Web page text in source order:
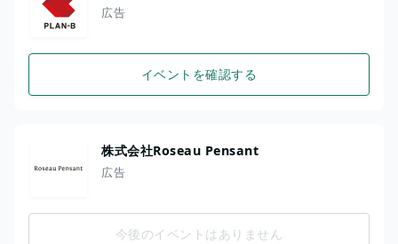
広告
イベントを確認する
株式会社Roseau Pensant
広告
今後のイベントはありません